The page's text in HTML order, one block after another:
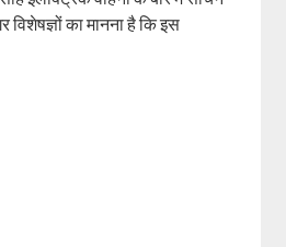
का मानना है कि इस